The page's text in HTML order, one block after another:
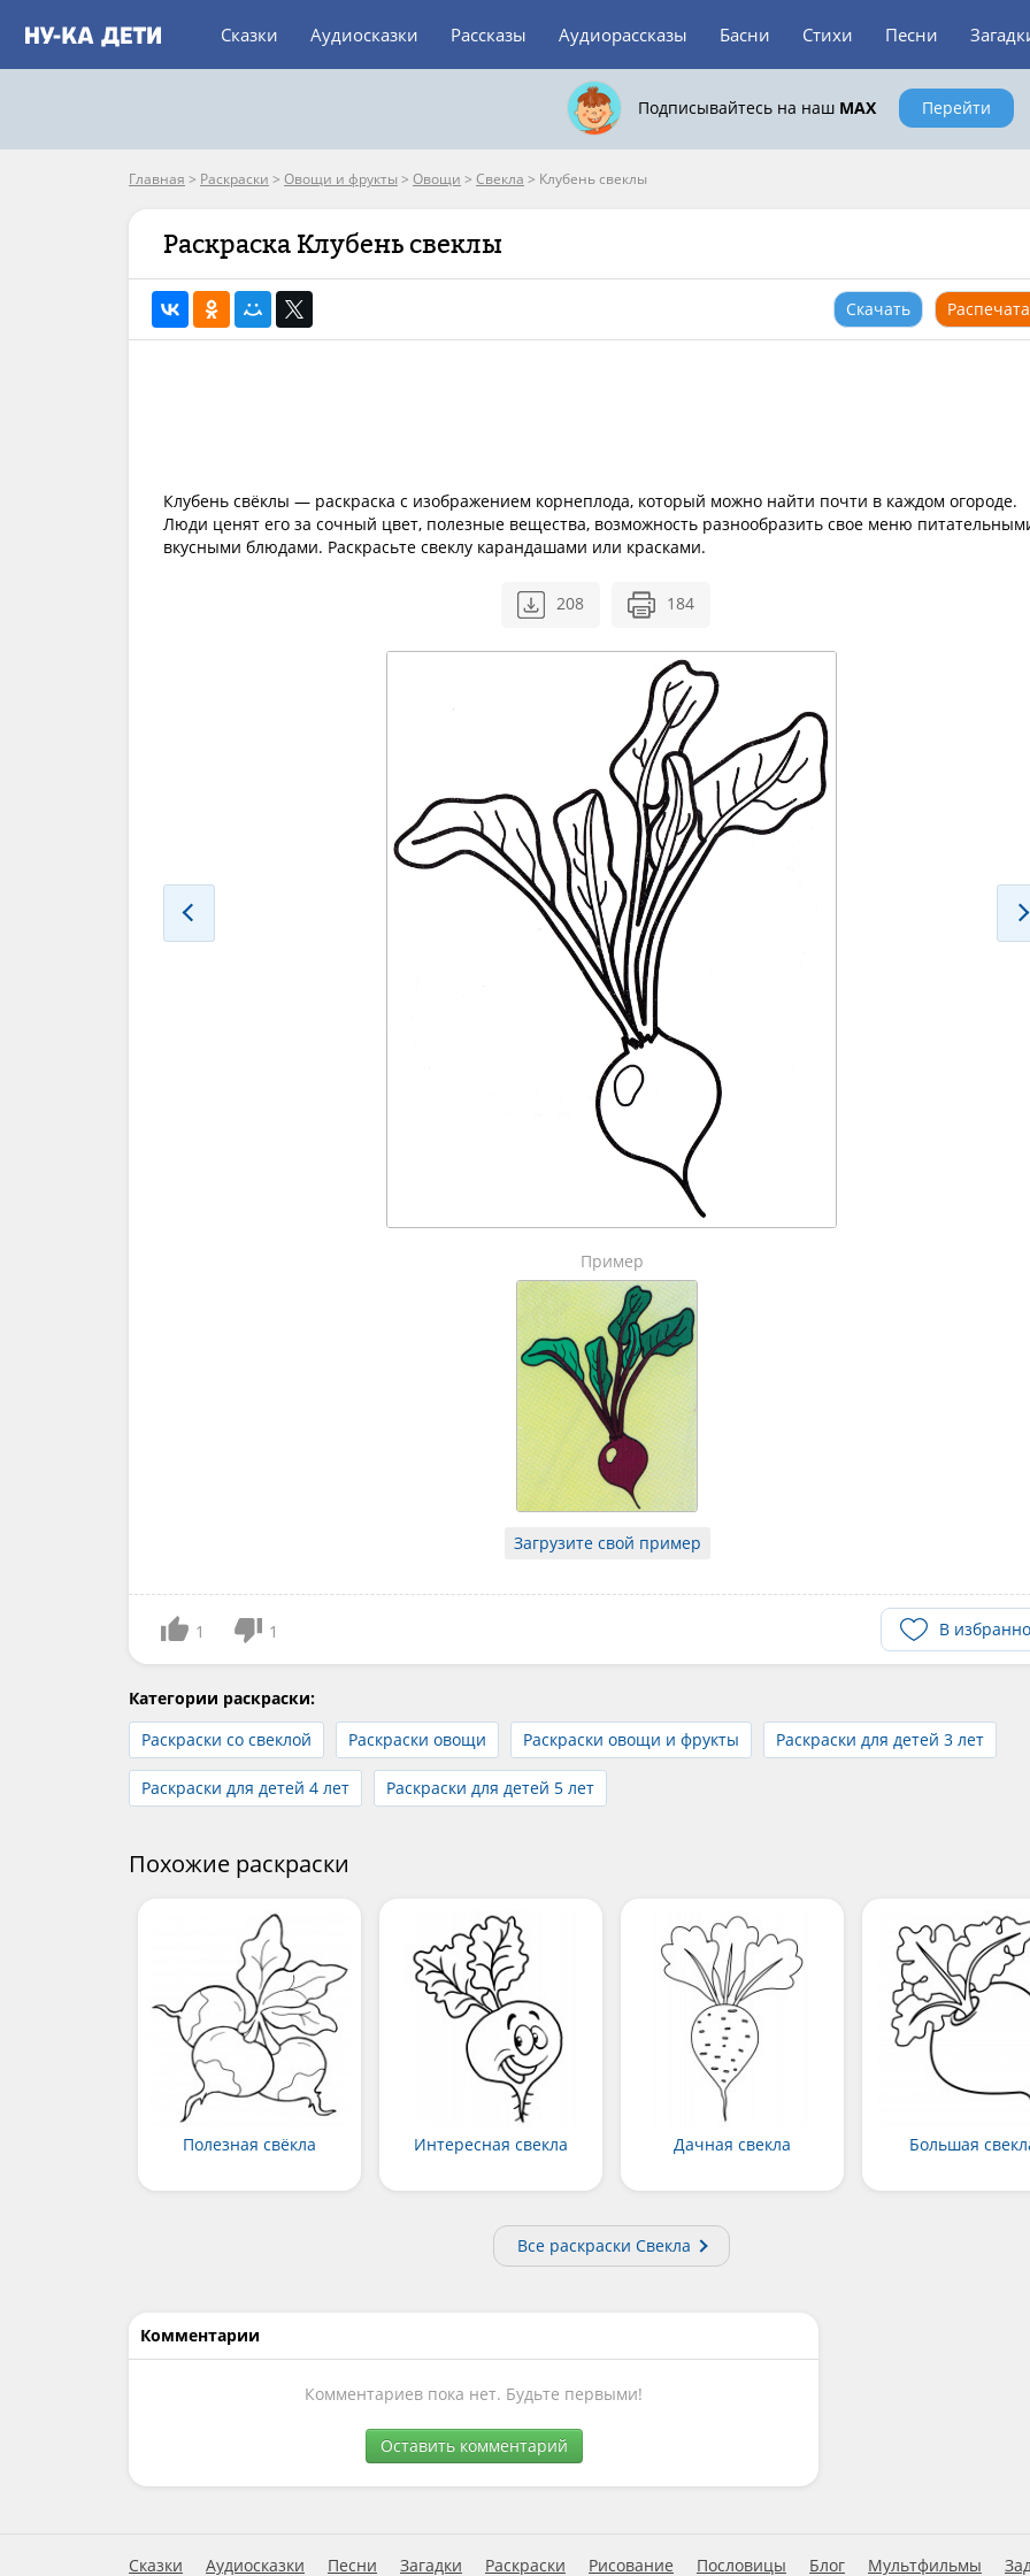
Сказки Аудиосказки Рассказы Аудиорассказы Басни Стихи Песни
Подписывайтесь на наш MAX Перейти
Главная > Раскраски > Овощи и фрукты > Овощи > Свекла > Клубень свеклы
Раскраска Клубень свеклы
Скачать
Клубень свёклы — раскраска с изображением корнеплода, который можно найти почти в каждом огороде.
Люди ценят его за сочный цвет, полезные вещества, возможность разнообразить свое меню
вкусными блюдами. Раскрасьте свеклу карандашами или красками.
208 184
Пример
Загрузите свой пример
1 1 В
Категории раскраски:
Раскраски со свеклой
Раскраски овощи Раскраски овощи и фрукты Раскраски для детей 3 лет
Раскраски для детей 4 лет Раскраски для детей 5 лет
Похожие раскраски
Полезная свёкла Интересная свекла Дачная свекла Большая
Все раскраски Свекла
Комментарии
Комментариев пока нет. Будьте первыми!
Оставить комментарий
Сказки Аудиосказки Песни Загадки Раскраски Рисование Пословицы Блог Мультфильмы